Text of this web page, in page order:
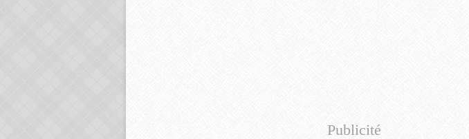
Publicité